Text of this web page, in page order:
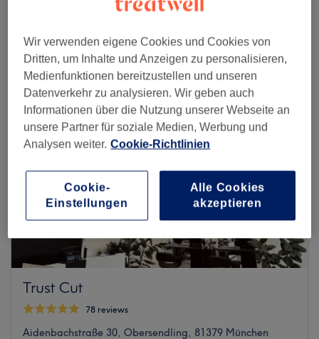
Trust Cut
78 reviews
Aidenbachstraße 30, Obersendling, 81379 München
Wir verwenden eigene Cookies und Cookies von
Dritten, um Inhalte und Anzeigen zu personalisieren,
Medienfunktionen bereitzustellen und unseren
Datenverkehr zu analysieren. Wir geben auch
Informationen über die Nutzung unserer Webseite an
unsere Partner für soziale Medien, Werbung und
Analysen weiter. Cookie-Richtlinien
Cookie-
Einstellungen
Alle Cookies
akzeptieren